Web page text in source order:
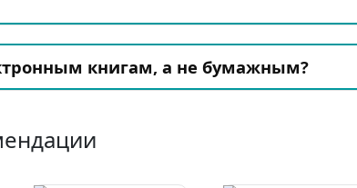
книгам, а не бумажным?